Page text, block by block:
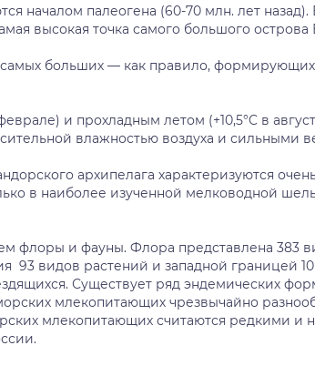
началом палеогена (60-70 млн. лет
высокая точка самого большого острова
больших — как правило,
и прохладным летом (+10,5°C в
влажностью воздуха и сильными
архипелага характеризуются
в наиболее изученной мелководной
флоры и фауны. Флора представлена 383
93 видов растений и западной границей
Существует ряд эндемических
млекопитающих чрезвычайно
млекопитающих считаются редкими и